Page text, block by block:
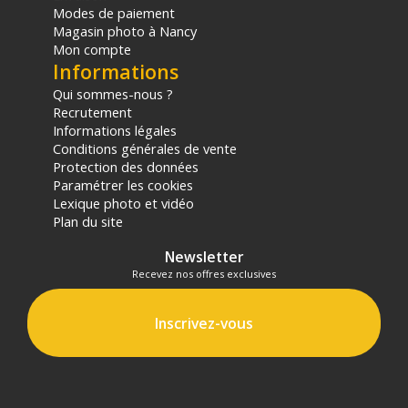
panier.Modes de paiement
Magasin photo à Nancy
Mon compte
Informations
Qui sommes-nous ?
Recrutement
Informations légales
Conditions générales de vente
Protection des données
Paramétrer les cookies
Lexique photo et vidéo
Plan du site
Newsletter
Recevez nos offres exclusives
Inscrivez-vous